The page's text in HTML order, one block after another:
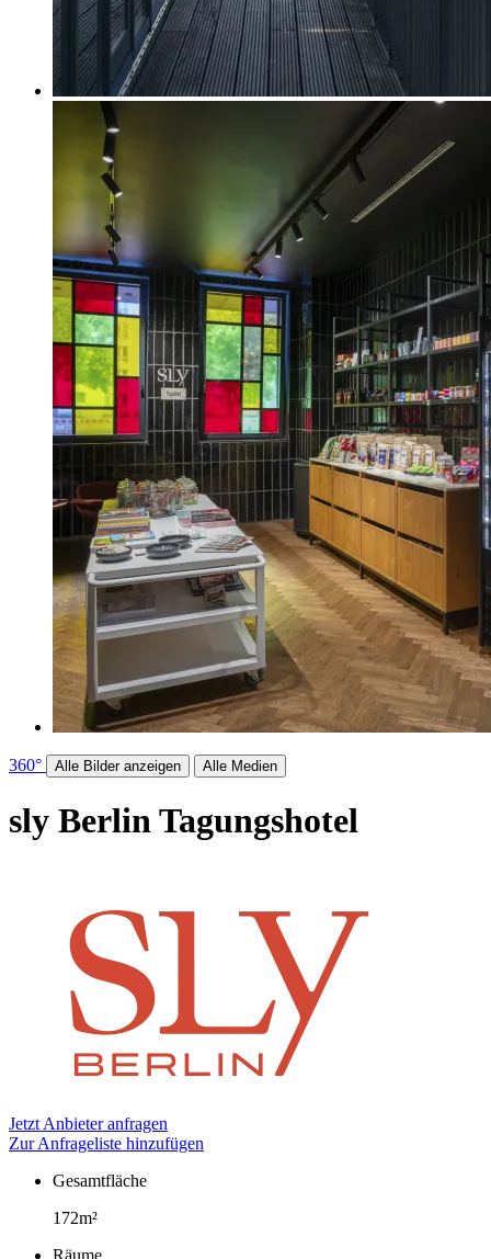
360° Alle Bilder anzeigen Alle Medien
sly BerlinTagungshotel
Jetzt Anbieter anfragen
Zur Anfrageliste hinzufügen
Fakten
Gesamtfläche
172m²
Räume